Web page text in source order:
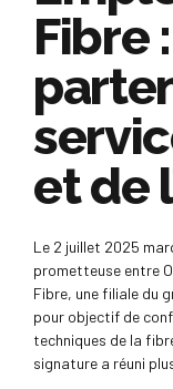
Fibre
et de
Le 2 juillet 2025
prometteuse entre
Fibre, une filiale du
pour objectif de
techniques de la
signature a réuni